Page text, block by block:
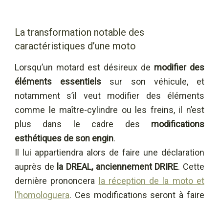
La transformation notable des
caractéristiques d’une moto
Lorsqu’un motard est désireux de modifier des
éléments essentiels sur son véhicule, et
notamment s’il veut modifier des éléments
comme le maître-cylindre ou les freins, il n’est
plus dans le cadre des modifications
esthétiques de son engin.
Il lui appartiendra alors de faire une déclaration
auprès de la DREAL, anciennement DRIRE. Cette
dernière prononcera la réception de la moto et
l’homologuera. Ces modifications seront à faire